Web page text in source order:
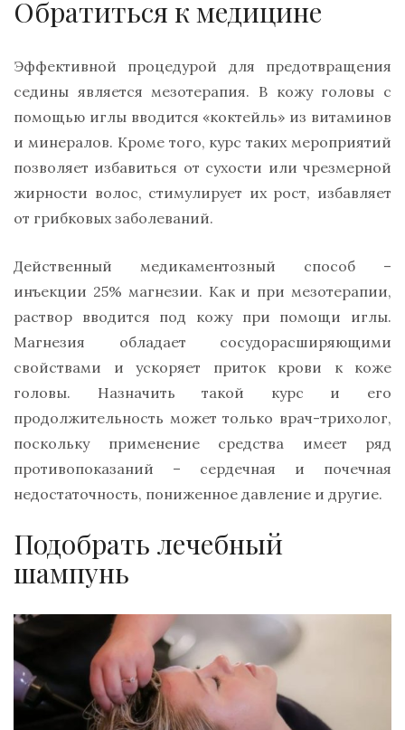
Обратиться к медицине
Эффективной процедурой для предотвращения
седины является мезотерапия. В кожу головы с
помощью иглы вводится «коктейль» из витаминов
и минералов. Кроме того, курс таких мероприятий
позволяет избавиться от сухости или чрезмерной
жирности волос, стимулирует их рост, избавляет
от грибковых заболеваний.
Действенный медикаментозный способ –
инъекции 25% магнезии. Как и при мезотерапии,
раствор вводится под кожу при помощи иглы.
Магнезия обладает сосудорасширяющими
свойствами и ускоряет приток крови к коже
головы. Назначить такой курс и его
продолжительность может только врач-трихолог,
поскольку применение средства имеет ряд
противопоказаний – сердечная и почечная
недостаточность, пониженное давление и другие.
Подобрать лечебный
шампунь